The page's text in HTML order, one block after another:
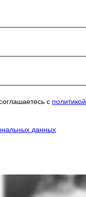
с политикой
данных